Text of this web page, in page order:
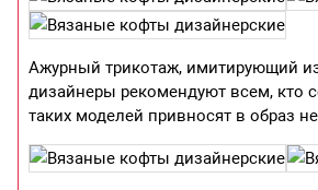
Ажурный трикотаж, имитирующий
дизайнеры рекомендуют всем, кто
таких моделей привносят в образ